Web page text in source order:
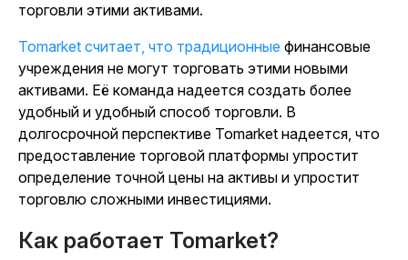
торговли этими активами.
Tomarket считает, что традиционные финансовые
учреждения не могут торговать этими новыми
активами. Её команда надеется создать более
удобный и удобный способ торговли. В
долгосрочной перспективе Tomarket надеется, что
предоставление торговой платформы упростит
определение точной цены на активы и упростит
торговлю сложными инвестициями.
Как работает Tomarket?